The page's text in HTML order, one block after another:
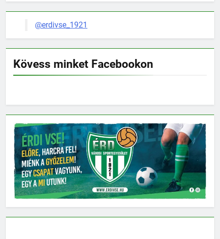
@erdivse_1921
Kövess minket Facebookon